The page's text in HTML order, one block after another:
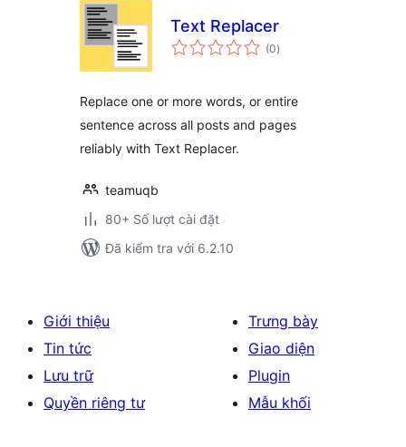
Text Replacer
(0tổng
đánh
)
Replace one or more words, or entire
sentence across all posts and pages
reliably with Text Replacer.
teamuqb
80+ Số lượt cài đặt
Đã kiểm tra với 6.2.10
Giới thiệu
Tin tức
Lưu trữ
Quyền riêng tư
Trưng bày
Giao diện
Plugin
Mẫu khối